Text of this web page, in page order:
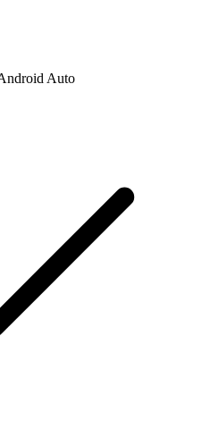
Auto